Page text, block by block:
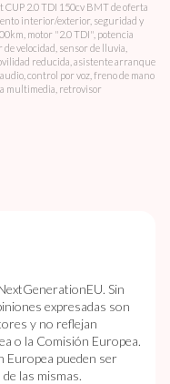
2.0 TDI 150cv BMT de oferta
interior/exterior, seguridad y
motor "2.0 TDI", potencia
velocidad, sensor de lluvia,
reducida, asistente arranque
control por voz, freno de mano
multimedia, retrovisor
Sin
expresadas son
y no reflejan
o la Comisión Europea.
Europea pueden ser
las mismas.